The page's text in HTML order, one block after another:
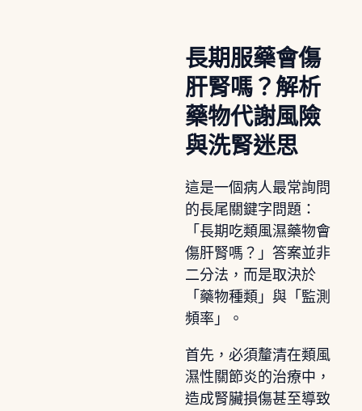
長期服藥會傷
肝腎嗎？解析
藥物代謝風險
與洗腎迷思
這是一個病人最常詢問
的長尾關鍵字問題：
「長期吃類風濕藥物會
傷肝腎嗎？」答案並非
二分法，而是取決於
「藥物種類」與「監測
頻率」。
首先，必須釐清在類風
濕性關節炎的治療中，
造成腎臟損傷甚至導致